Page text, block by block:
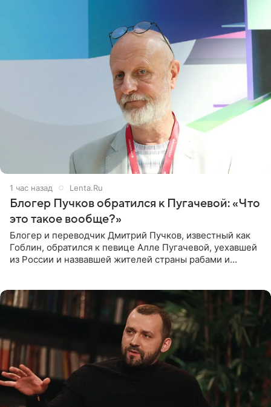
1 час назад Lenta.Ru
Блогер Пучков обратился к Пугачевой: «Что
это такое вообще?»
Блогер и переводчик Дмитрий Пучков, известный как
Гоблин, обратился к певице Алле Пугачевой, уехавшей
из России и назвавшей жителей страны рабами и